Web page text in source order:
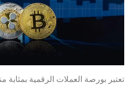
تعتبر بورصة العملات الرقمية بمثابة